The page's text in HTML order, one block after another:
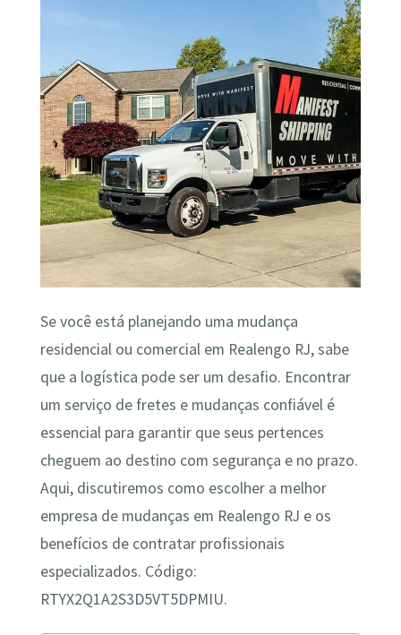
Se você está planejando uma mudança
residencial ou comercial em Realengo RJ, sabe
que a logística pode ser um desafio. Encontrar
um serviço de fretes e mudanças confiável é
essencial para garantir que seus pertences
cheguem ao destino com segurança e no prazo.
Aqui, discutiremos como escolher a melhor
empresa de mudanças em Realengo RJ e os
benefícios de contratar profissionais
especializados. Código:
RTYX2Q1A2S3D5VT5DPMIU.